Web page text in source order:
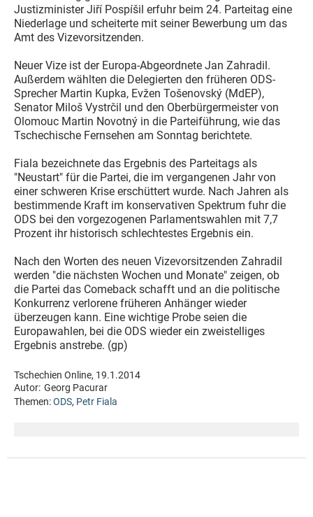
Justizminister Jiří Pospíšil erfuhr beim 24. Parteitag eine
Niederlage und scheiterte mit seiner Bewerbung um das
Amt des Vizevorsitzenden.
Neuer Vize ist der Europa-Abgeordnete Jan Zahradil.
Außerdem wählten die Delegierten den früheren ODS-
Sprecher Martin Kupka, Evžen Tošenovský (MdEP),
Senator Miloš Vystrčil und den Oberbürgermeister von
Olomouc Martin Novotný in die Parteiführung, wie das
Tschechische Fernsehen am Sonntag berichtete.
Fiala bezeichnete das Ergebnis des Parteitags als
"Neustart" für die Partei, die im vergangenen Jahr von
einer schweren Krise erschüttert wurde. Nach Jahren als
bestimmende Kraft im konservativen Spektrum fuhr die
ODS bei den vorgezogenen Parlamentswahlen mit 7,7
Prozent ihr historisch schlechtestes Ergebnis ein.
Nach den Worten des neuen Vizevorsitzenden Zahradil
werden "die nächsten Wochen und Monate" zeigen, ob
die Partei das Comeback schafft und an die politische
Konkurrenz verlorene früheren Anhänger wieder
überzeugen kann. Eine wichtige Probe seien die
Europawahlen, bei die ODS wieder ein zweistelliges
Ergebnis anstrebe. (gp)
Tschechien Online, 19.1.2014
Autor: Georg Pacurar
Themen:ODS, Petr Fiala